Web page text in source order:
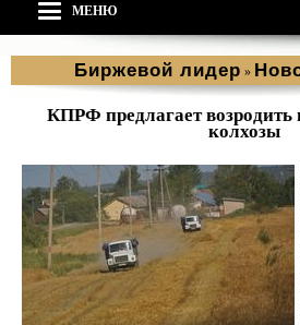
МЕНЮ
Биржевой лидер »
КПРФ предлагает возродить
колхозы